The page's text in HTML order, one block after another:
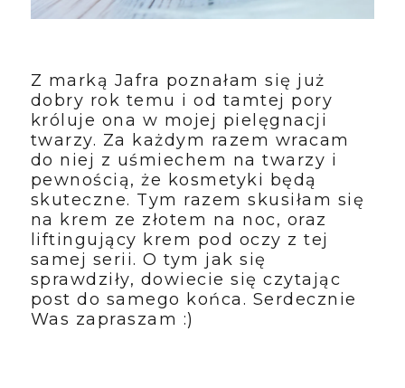
Z marką Jafra poznałam się już
dobry rok temu i od tamtej pory
króluje ona w mojej pielęgnacji
twarzy. Za każdym razem wracam
do niej z uśmiechem na twarzy i
pewnością, że kosmetyki będą
skuteczne. Tym razem skusiłam się
na krem ze złotem na noc, oraz
liftingujący krem pod oczy z tej
samej serii. O tym jak się
sprawdziły, dowiecie się czytając
post do samego końca. Serdecznie
Was zapraszam :)